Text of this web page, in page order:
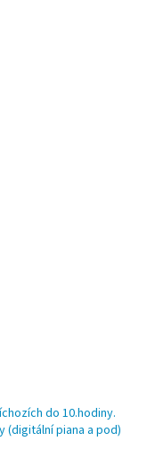
do 10.hodiny.
(digitální piana a pod)